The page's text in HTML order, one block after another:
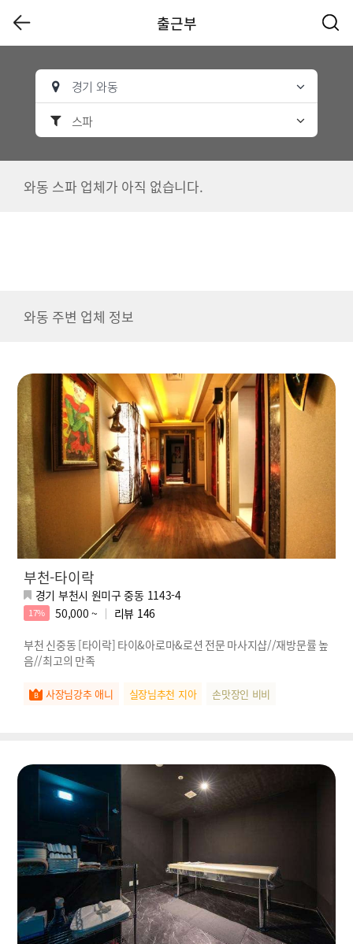
출근부
경기 와동
스파
와동 스파 업체가 아직 없습니다.
와동 주변 업체 정보
부천-타이락
경기 부천시 원미구 중동 1143-4
17% 50,000 ~ 리뷰 146
부천 신중동 [타이락] 타이&아로마&로션 전문 마사지샵//재방문률 높
음//최고의 만족
사장님강추 애니 실장님추천 지아 손맛장인 비비